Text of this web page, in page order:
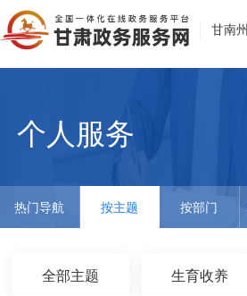
甘南州
个人服务
热门导航 按主题 按部门
全部主题 生育收养